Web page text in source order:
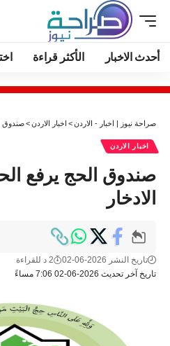
أحدث الاخبار الأكثر قراءة
صراحة نيوز | اخبار - الاردن> اخبار الاردن>صندوق
اخبار الاردن
صندوق الحج يرفع
الادخار
تاريخ آخر تحديث 2026-06-02 7:06 مساءً
تاريخ النشر 2026-06-02 2 د للقراءة